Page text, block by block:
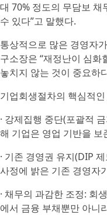
대 70% 정도의 무담보
수 있다”고 말했다.
통상적으로 많은 경영자
구소장은 “재정난이 심
놓치지 않는 것이 중요하
기업회생절차의 핵심적
· 강제집행 중단(포괄적
해 기업은 영업 기반을
· 기존 경영권 유지(DIP
사정에 밝은 기존 경영자
· 채무의 과감한 조정: 회
에서 금융 부채뿐만 아니